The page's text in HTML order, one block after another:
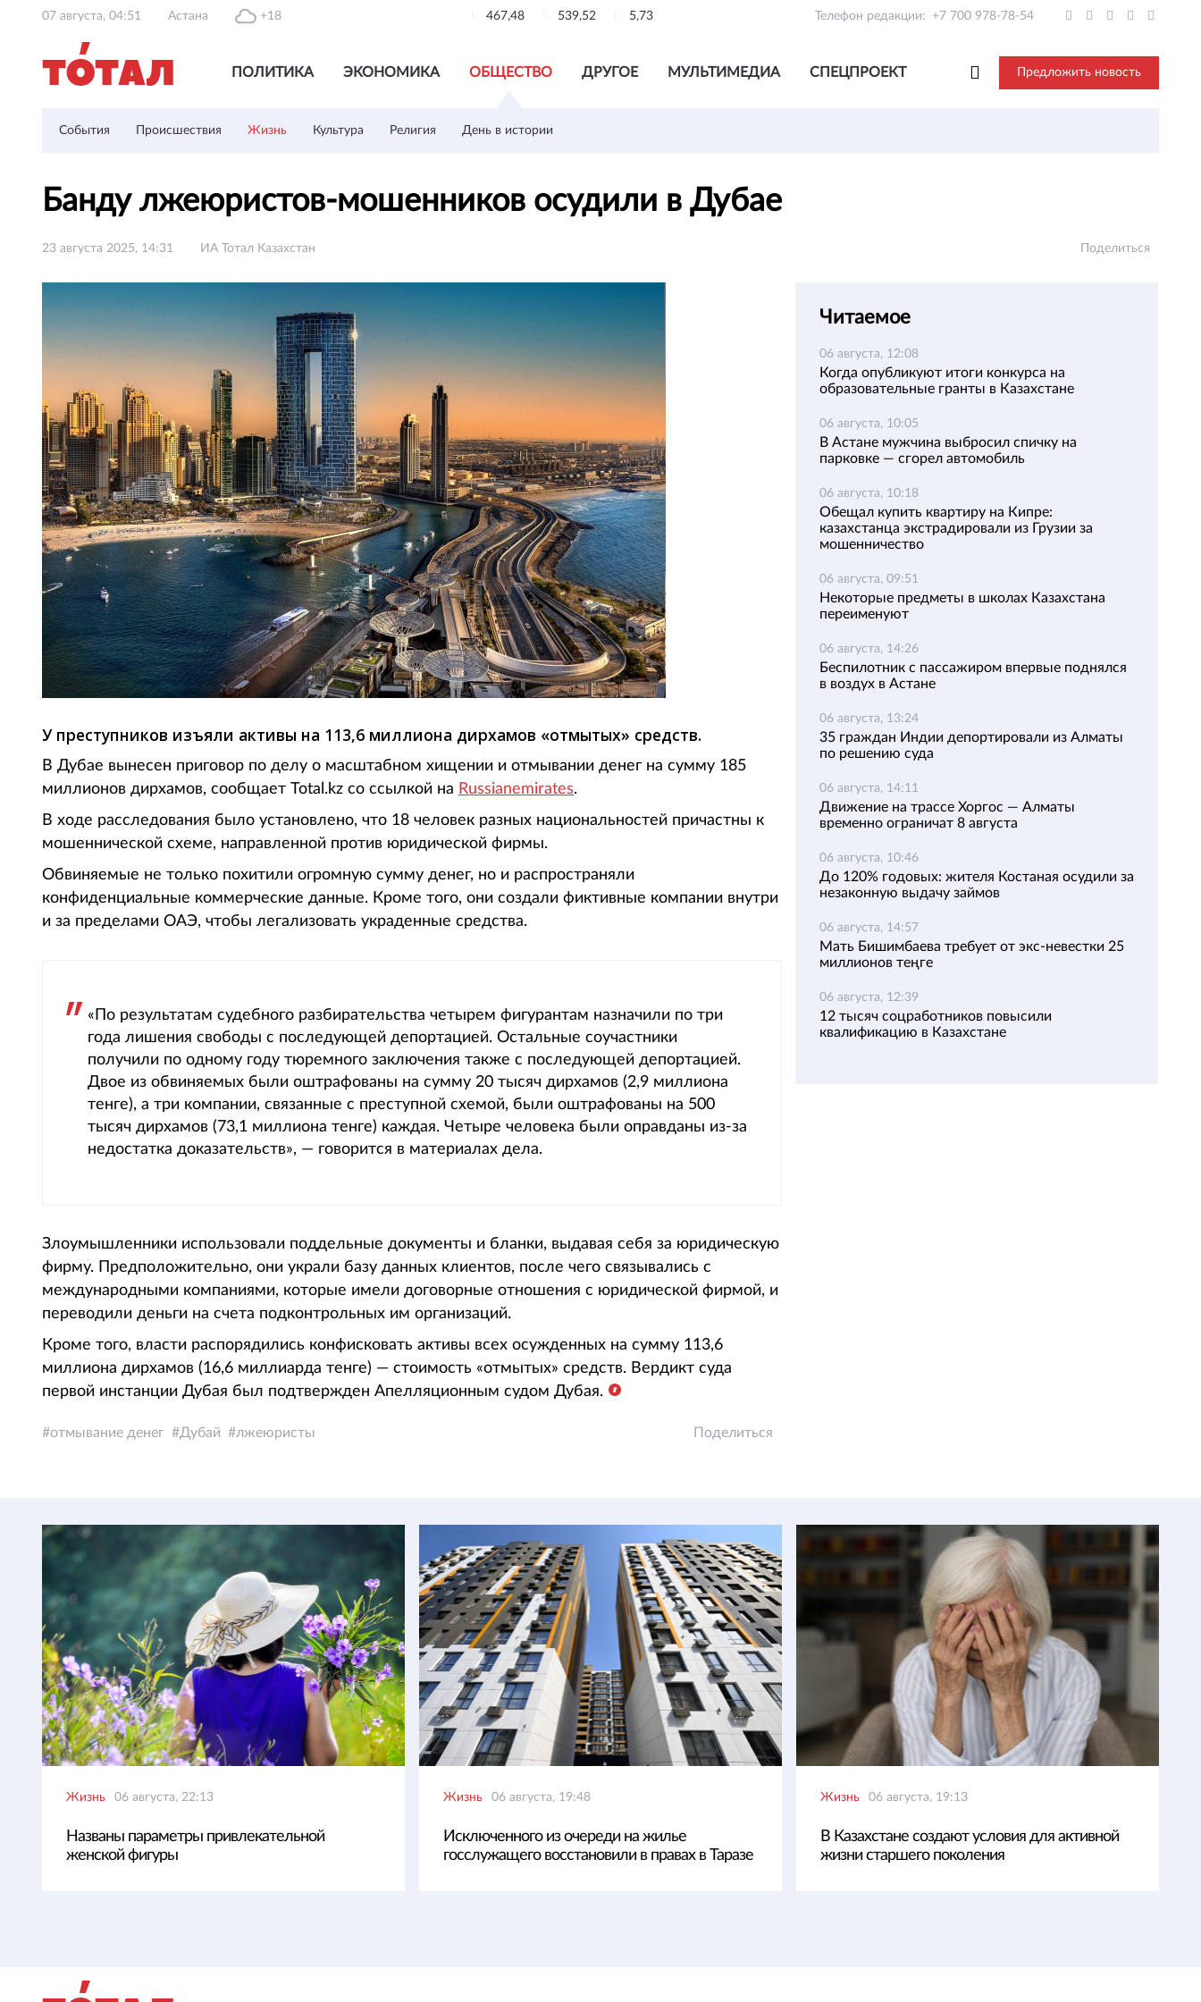
07 августа, 04:51 Астана +18 467,48 539,52 5,73 Телефон редакции: +7 700 978-78-54
ПОЛИТИКА ЭКОНОМИКА ОБЩЕСТВО ДРУГОЕ МУЛЬТИМЕДИА СПЕЦПРОЕКТ Предложить новость
События Происшествия Жизнь Культура Религия День в истории
Банду лжеюристов-мошенников осудили в Дубае
23 августа 2025, 14:31 ИА Тотал Казахстан Поделиться
У преступников изъяли активы на 113,6 миллиона дирхамов «отмытых» средств.
В Дубае вынесен приговор по делу о масштабном хищении и отмывании денег на сумму 185
миллионов дирхамов, сообщает Total.kz со ссылкой на Russianemirates.
В ходе расследования было установлено, что 18 человек разных национальностей причастны к
мошеннической схеме, направленной против юридической фирмы.
Обвиняемые не только похитили огромную сумму денег, но и распространяли
конфиденциальные коммерческие данные. Кроме того, они создали фиктивные компании внутри
и за пределами ОАЭ, чтобы легализовать украденные средства.
«По результатам судебного разбирательства четырем фигурантам назначили по три
года лишения свободы с последующей депортацией. Остальные соучастники
получили по одному году тюремного заключения также с последующей депортацией.
Двое из обвиняемых были оштрафованы на сумму 20 тысяч дирхамов (2,9 миллиона
тенге), а три компании, связанные с преступной схемой, были оштрафованы на 500
тысяч дирхамов (73,1 миллиона тенге) каждая. Четыре человека были оправданы из-за
недостатка доказательств», — говорится в материалах дела.
Злоумышленники использовали поддельные документы и бланки, выдавая себя за юридическую
фирму. Предположительно, они украли базу данных клиентов, после чего связывались с
международными компаниями, которые имели договорные отношения с юридической фирмой, и
переводили деньги на счета подконтрольных им организаций.
Кроме того, власти распорядились конфисковать активы всех осужденных на сумму 113,6
миллиона дирхамов (16,6 миллиарда тенге) — стоимость «отмытых» средств. Вердикт суда
первой инстанции Дубая был подтвержден Апелляционным судом Дубая.
отмывание денег Дубай лжеюристы Поделиться
Читаемое
06 августа, 12:08
Когда опубликуют итоги конкурса на
образовательные гранты в Казахстане
06 августа, 10:05
В Астане мужчина выбросил спичку на
парковке — сгорел автомобиль
06 августа, 10:18
Обещал купить квартиру на Кипре:
казахстанца экстрадировали из Грузии за
мошенничество
06 августа, 09:51
Некоторые предметы в школах Казахстана
переименуют
06 августа, 14:26
Беспилотник с пассажиром впервые поднялся
в воздух в Астане
06 августа, 13:24
35 граждан Индии депортировали из Алматы
по решению суда
06 августа, 14:11
Движение на трассе Хоргос — Алматы
временно ограничат 8 августа
06 августа, 10:46
До 120% годовых: жителя Костаная осудили за
незаконную выдачу займов
06 августа, 14:57
Мать Бишимбаева требует от экс-невестки 25
миллионов теңге
06 августа, 12:39
12 тысяч соцработников повысили
квалификацию в Казахстане
Жизнь 06 августа, 22:13
Названы параметры привлекательной
женской фигуры
Жизнь 06 августа, 19:48
Исключенного из очереди на жилье
госслужащего восстановили в правах в Таразе
Жизнь 06 августа, 19:13
В Казахстане создают условия для активной
жизни старшего поколения